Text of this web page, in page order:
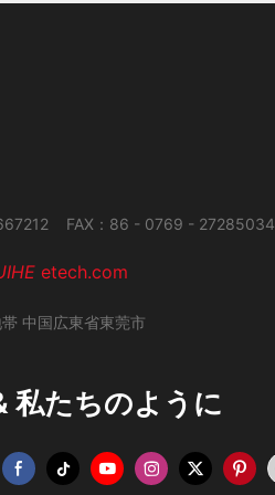
FAX：86 - 0769 - 27285034
etech.com
中国広東省東莞市
私たちのように